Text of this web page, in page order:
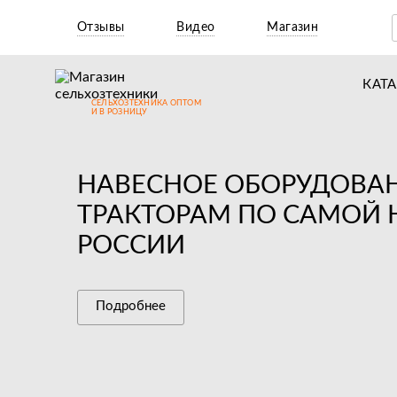
Отзывы Видео Магазин
СЕЛЬХОЗТЕХНИКА ОПТОМ
И В РОЗНИЦУ
НАВЕСНОЕ
ТРАКТОРАМ ПО САМОЙ
РОССИИ
Подробнее